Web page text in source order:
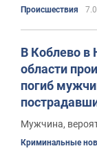
Происшествия
В Коблево в
области
погиб
Мужчина,
Криминальные